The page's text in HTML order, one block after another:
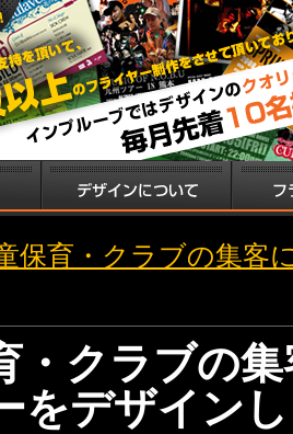
保育・クラブの集客
・クラブの
をデザイン